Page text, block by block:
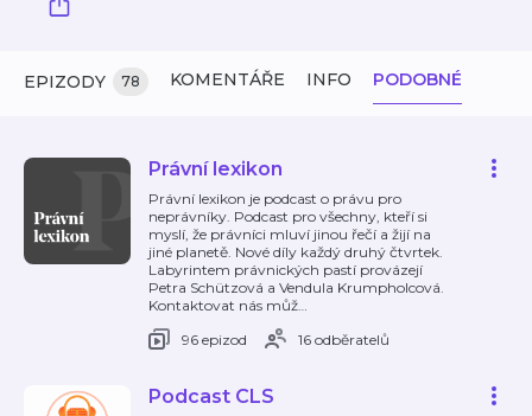
EPIZODY 78 KOMENTÁŘE INFO PODOBNÉ
Právní lexikon
Právní lexikon je podcast o právu pro
neprávníky. Podcast pro všechny, kteří si
myslí, že právníci mluví jinou řečí a žijí na
jiné planetě. Nové díly každý druhý čtvrtek.
Labyrintem právnických pastí provázejí
Petra Schützová a Vendula Krumpholcová.
Kontaktovat nás můž…
96 epizod
16 odběratelů
Podcast CLS